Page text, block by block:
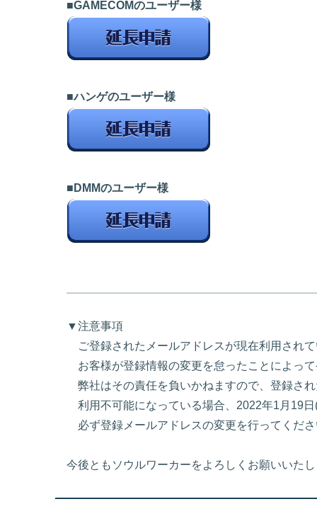
■GAMECOMのユーザー様
■ハンゲのユーザー様
■DMMのユーザー様
▼注意事項
ご登録されたメールアドレスが現在利用され
お客様が登録情報の変更を怠ったことによっ
弊社はその責任を負いかねますので、登録さ
利用不可能になっている場合、2022年1月19日
必ず登録メールアドレスの変更を行ってくだ
今後ともソウルワーカーをよろしくお願いいた